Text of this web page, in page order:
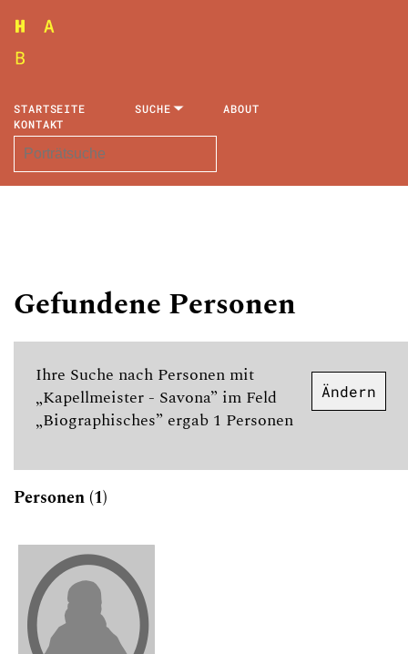
STARTSEITE SUCHE
ABOUT
KONTAKT
Gefundene Personen
Ihre Suche nach Personen mit
„Kapellmeister - Savona” im Feld
„Biographisches” ergab 1 Personen
Ändern
Personen (1)